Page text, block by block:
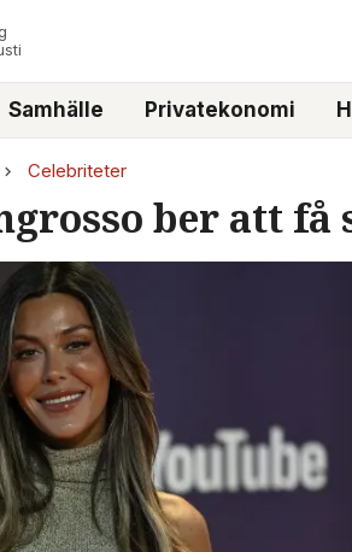
Samhälle Privatekonomi
Celebriteter
ber att